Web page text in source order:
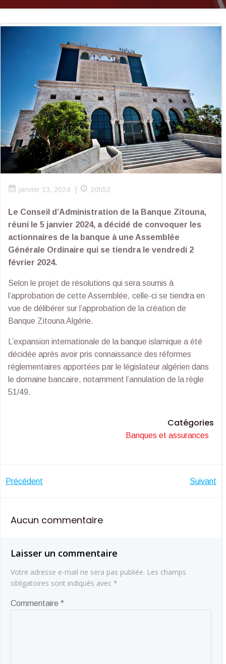
janvier 13, 2024 20h52
Le Conseil d’Administration de la Banque Zitouna,
réuni le 5 janvier 2024, a décidé de convoquer les
actionnaires de la banque à une Assemblée
Générale Ordinaire qui se tiendra le vendredi 2
février 2024.
Selon le projet de résolutions qui sera soumis à
l’approbation de cette Assemblée, celle-ci se tiendra en
vue de délibérer sur l’approbation de la création de
Banque Zitouna Algérie.
L’expansion internationale de la banque islamique a été
décidée après avoir pris connaissance des réformes
réglementaires apportées par le législateur algérien dans
le domaine bancaire, notamment l’annulation de la règle
51/49.
Catégories
Banques et assurances
Navigation
de
Précédent Suivant
Aucun commentaire
Laisser un commentaire
Votre adresse e-mail ne sera pas publiée. Les champs
obligatoires sont indiqués avec *
Commentaire *